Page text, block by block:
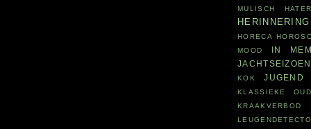
MULISCH
HERINNERING
HORECA
MOOD
IN
JACHTSEIZOEN
KOK
JUGEND
KLASSIEKE
KRAAKVERBOD